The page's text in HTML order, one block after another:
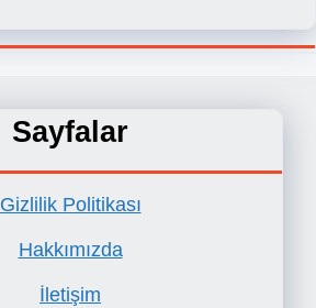
Sayfalar
Gizlilik Politikası
Hakkımızda
İletişim